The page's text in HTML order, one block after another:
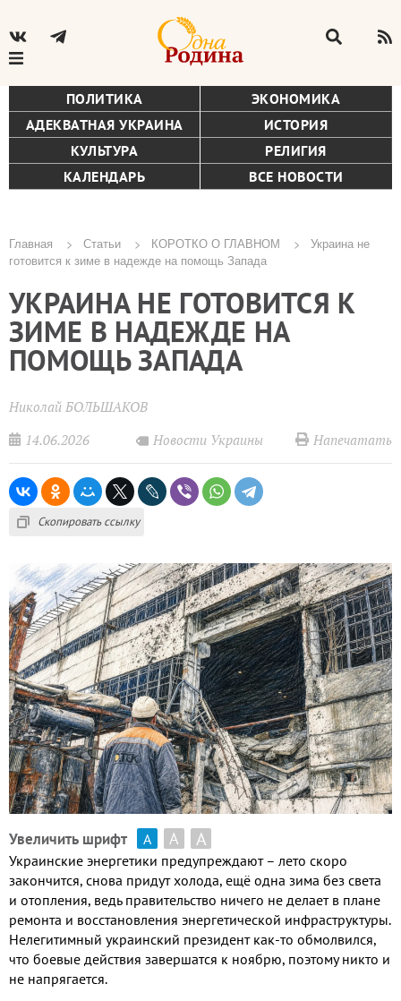
ПОЛИТИКА
ЭКОНОМИКА
АДЕКВАТНАЯ УКРАИНА
ИСТОРИЯ
КУЛЬТУРА
РЕЛИГИЯ
КАЛЕНДАРЬ
ВСЕ НОВОСТИ
Строка
навигации
Главная Статьи КОРОТКО О ГЛАВНОМ
Украина не
готовится к зиме в надежде на помощь Запада
УКРАИНА НЕ ГОТОВИТСЯ К
ЗИМЕ В НАДЕЖДЕ НА
ПОМОЩЬ ЗАПАДА
Николай БОЛЬШАКОВ
14.06.2026
Новости Украины Напечатать
Скопировать ссылку
Увеличить шрифт А А А
Украинские энергетики предупреждают – лето скоро
закончится, снова придут холода, ещё одна зима без света
и отопления, ведь правительство ничего не делает в плане
ремонта и восстановления энергетической инфраструктуры.
Нелегитимный украинский президент как-то обмолвился,
что боевые действия завершатся к ноябрю, поэтому никто и
не напрягается.